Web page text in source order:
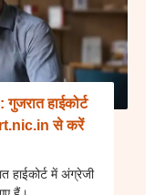
हाईकोर्ट
से करें
में अंग्रेजी